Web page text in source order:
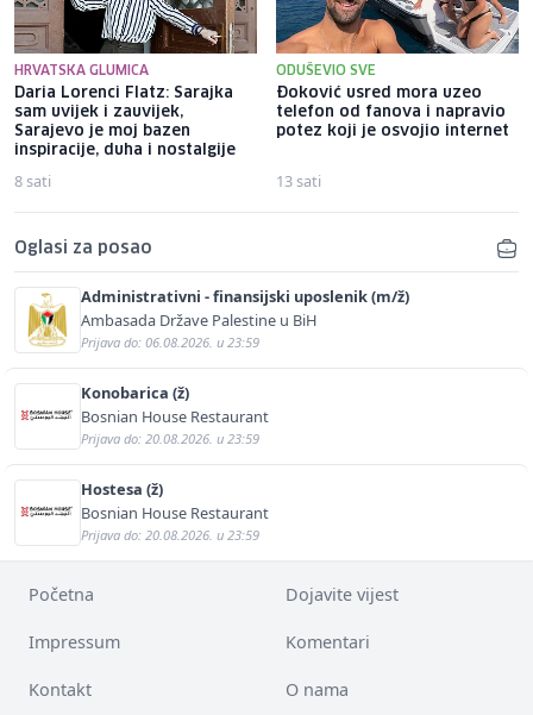
HRVATSKA GLUMICA
Daria Lorenci Flatz: Sarajka
sam uvijek i zauvijek,
Sarajevo je moj bazen
inspiracije, duha i nostalgije
8 sati
ODUŠEVIO SVE
Đoković usred mora uzeo
telefon od fanova i napravio
potez koji je osvojio internet
13 sati
Oglasi za posao
Administrativni - finansijski uposlenik (m/ž)
Ambasada Države Palestine u BiH
Prijava do: 06.08.2026. u 23:59
Konobarica (ž)
Bosnian House Restaurant
Prijava do: 20.08.2026. u 23:59
Hostesa (ž)
Bosnian House Restaurant
Prijava do: 20.08.2026. u 23:59
Početna Dojavite vijest
Impressum Komentari
Kontakt O nama